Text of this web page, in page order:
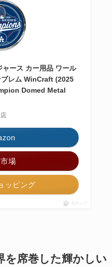
ャース カー用品 ワール
ブレム WinCraft (2025
Domed Metal
場
ッピング
ポチップ
を席巻した輝かしい